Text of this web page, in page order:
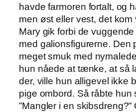
havde farmoren fortalt, og
men øst eller vest, det kom
Mary gik forbi de
med galionsfigurerne. Den
meget smuk med
hun nåede at tænke, at så
der, ville hun alligevel ikke
pige ombord. Så råbte hun
”Mangler i en